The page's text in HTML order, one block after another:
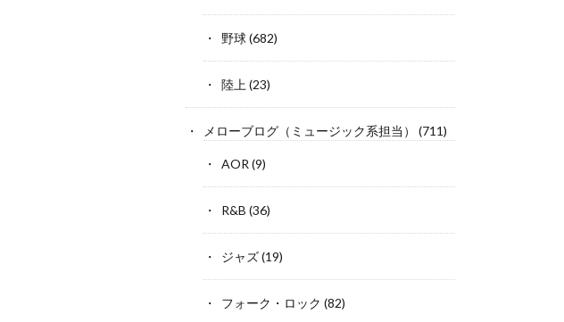
野球(682)
陸上 (23)
メローブログ（ミュージック系担当） (711)
AOR (9)
R&B (36)
ジャズ(19)
フォーク・ロック (82)